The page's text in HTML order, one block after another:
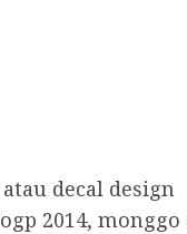
decal design
2014, monggo